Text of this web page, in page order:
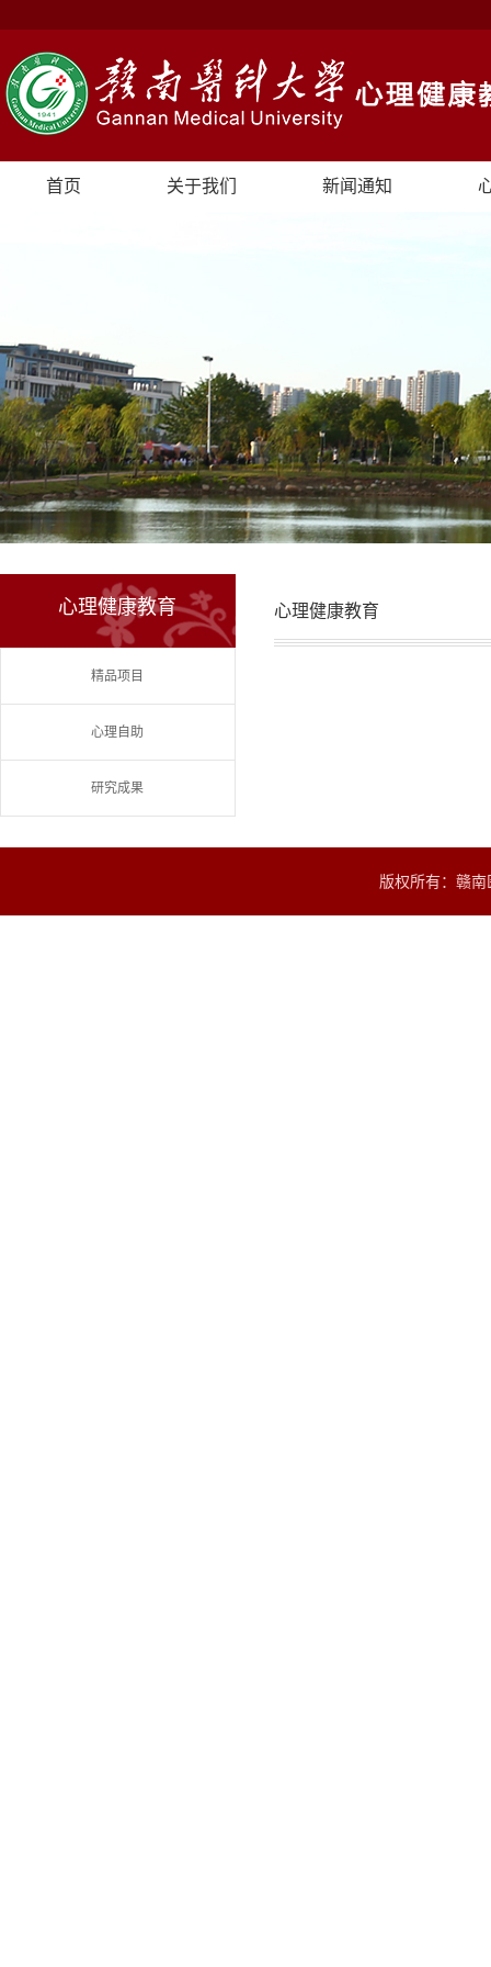
首页 关于我们 新闻通知
心理健康教育
精品项目
心理自助
研究成果
心理健康教育
版权所有：赣